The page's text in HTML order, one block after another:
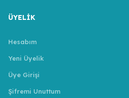
ÜYELİK
Hesabım
Yeni Üyelik
Üye Girişi
Şifremi Unuttum